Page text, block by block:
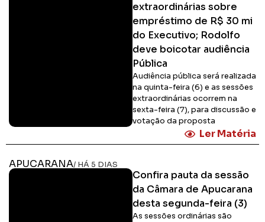
extraordinárias sobre
empréstimo de R$ 30 mi
do Executivo; Rodolfo
deve boicotar audiência
Pública
Audiência pública será realizada
na quinta-feira (6) e as sessões
extraordinárias ocorrem na
sexta-feira (7), para discussão e
votação da proposta
Ler Matéria
APUCARANA/ HÁ 5 DIAS
Confira pauta da sessão
da Câmara de Apucarana
desta segunda-feira (3)
As sessões ordinárias são